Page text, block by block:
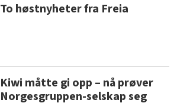
To høstnyheter fra Freia
Kiwi måtte gi opp – nå prøver
Norgesgruppen-selskap seg